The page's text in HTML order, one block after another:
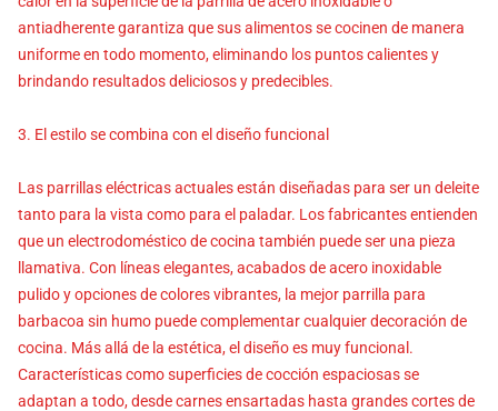
antiadherente garantiza que sus alimentos se cocinen de manera
uniforme en todo momento, eliminando los puntos calientes y
brindando resultados deliciosos y predecibles.
3. El estilo se combina con el diseño funcional
Las parrillas eléctricas actuales están diseñadas para ser un deleite
tanto para la vista como para el paladar. Los fabricantes entienden
que un electrodoméstico de cocina también puede ser una pieza
llamativa. Con líneas elegantes, acabados de acero inoxidable
pulido y opciones de colores vibrantes, la mejor parrilla para
barbacoa sin humo puede complementar cualquier decoración de
cocina. Más allá de la estética, el diseño es muy funcional.
Características como superficies de cocción espaciosas se
adaptan a todo, desde carnes ensartadas hasta grandes cortes de